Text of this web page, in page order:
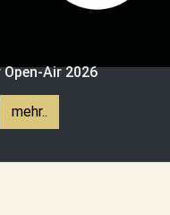
Open-Air 2026
mehr..